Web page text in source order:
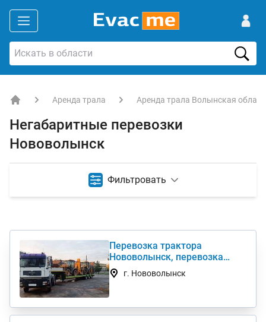
Аренда трала Аренда трала Волынская
Негабаритные перевозки
Нововолынск
Фильтровать
Перевозка трактора
Нововолынск, перевозка
комбайна, перевезти
негабарит
г. Нововолынск